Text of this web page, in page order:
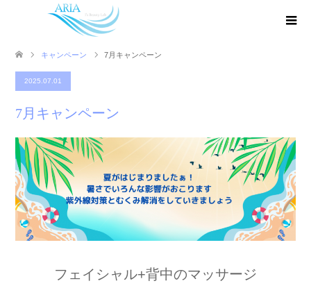
キャンペーン 7月キャンペーン
2025.07.01
7月キャンペーン
フェイシャル+背中のマッサージ